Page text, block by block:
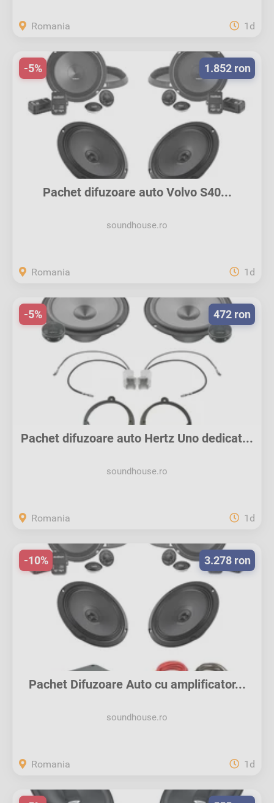
Romania 1d
Pachet difuzoare auto Volvo S40...
soundhouse.ro
1.852 ron
-5%
Romania 1d
Pachet difuzoare auto Hertz Uno dedicat...
soundhouse.ro
472 ron
-5%
Romania 1d
Pachet Difuzoare Auto cu amplificator...
soundhouse.ro
3.278 ron
-10%
Romania 1d